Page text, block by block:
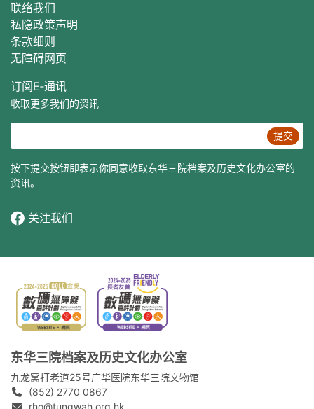
联络我们
私隐政策声明
条款细则
无障碍网页
订阅E‐通讯
收取更多我们的资讯
提交
按下提交按钮即表示你同意收取东华三院档案及历史文化办公室的
资讯。
关注我们
东华三院档案及历史文化办公室
九龙窝打老道25号广华医院东华三院文物馆
(852) 2770 0867
rho@tungwah.org.hk